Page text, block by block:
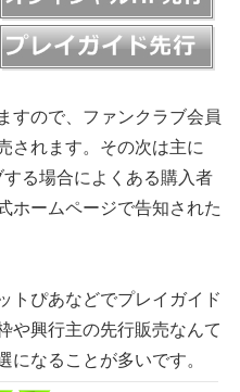
すので、ファンクラブ会員
されます。その次は主に
る場合によくある購入者
ホームページで告知された
トぴあなどでプレイガイド
や興行主の先行販売なんて
になることが多いです。